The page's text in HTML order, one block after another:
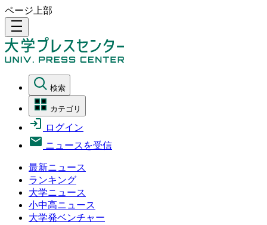
ページ上部
density_medium
検索
カテゴリ
ログイン
ニュースを受信
最新ニュース
ランキング
大学ニュース
小中高ニュース
大学発ベンチャー